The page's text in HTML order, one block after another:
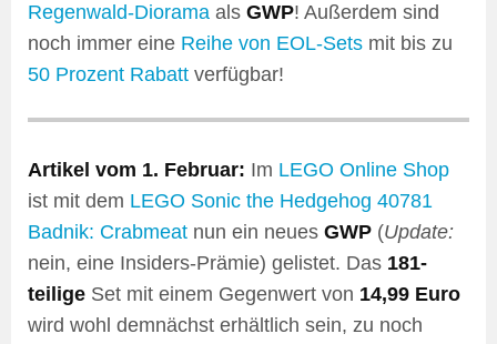
Regenwald-Diorama als GWP! Außerdem sind
noch immer eine Reihe von EOL-Sets mit bis zu
50 Prozent Rabatt verfügbar!
Artikel vom 1. Februar: Im LEGO Online Shop
ist mit dem LEGO Sonic the Hedgehog 40781
Badnik: Crabmeat nun ein neues GWP (Update:
nein, eine Insiders-Prämie) gelistet. Das 181-
teilige Set mit einem Gegenwert von 14,99 Euro
wird wohl demnächst erhältlich sein, zu noch